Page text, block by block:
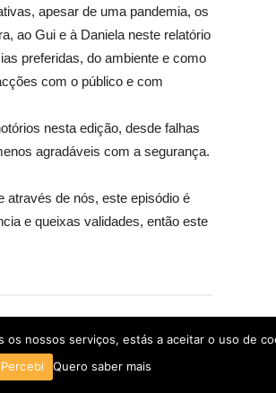
apesar de uma pandemia, os
ao Gui e à Daniela neste relatório
preferidas, do ambiente e como
com o público e com
nesta edição, desde falhas
agradáveis com a segurança.
através de nós, este episódio é
e queixas validades, então este
TERMOS E CONDIÇÕES
reservados. Cubo Geek é uma marca registada.
nossos serviços, estás a aceitar o uso de
Percebi
Quero saber mais